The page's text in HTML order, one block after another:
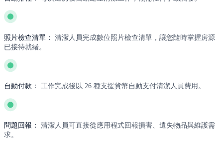
照片檢查清單：
清潔人員完成數位照片檢查清單，讓您隨時掌握房源
已接待就緒。
自動付款： 工作完成後以 26 種支援貨幣自動支付清潔人員費用。
問題回報：
清潔人員可直接從應用程式回報損害、遺失物品與維護需
求。